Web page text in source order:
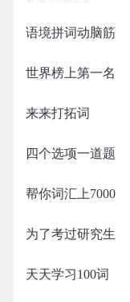
语境拼词动脑筋
世界榜上第一名
来来打拓词
四个选项一道题
帮你词汇上7000
为了考过研究生
天天学习100词